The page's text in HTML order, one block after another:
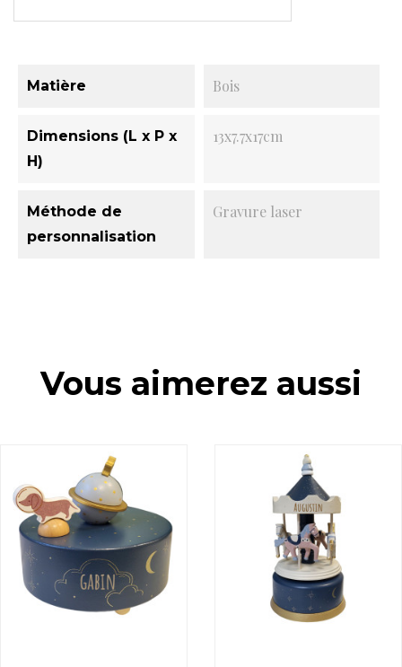
Matière Bois
Dimensions (L x P x
H)
13x7.7x17cm
Méthode de
personnalisation
Gravure laser
Vous aimerez aussi